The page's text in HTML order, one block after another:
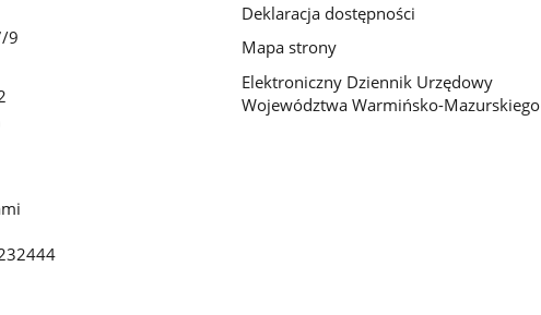
9
Deklaracja dostępności
Mapa strony
Elektroniczny Dziennik Urzędowy
Województwa Warmińsko-Mazurskiego